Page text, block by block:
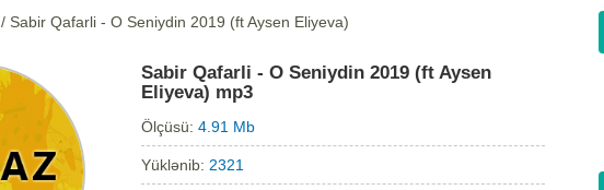
/ Sabir Qafarli - O Seniydin 2019 (ft Aysen Eliyeva)
Sabir Qafarli - O Seniydin 2019 (ft Aysen
Eliyeva) mp3
Ölçüsü: 4.91 Mb
Yüklənib: 2321